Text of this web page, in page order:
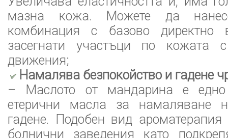
мазна кожа. Можете да
комбинация с базово директно
засегнати участъци по кожата
движения;
Намалява безпокойство и гадене
– Маслото от мандарина е едно
етерични масла за намаляване
гадене. Подобен вид
болнични заведения като